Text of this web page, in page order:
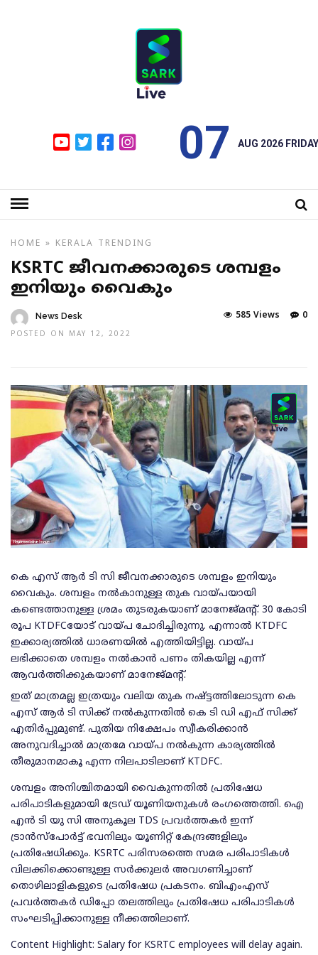
07 AUG 2026 FRIDAY
HOME » KERALA TRENDING
KSRTC ജീവനക്കാരുടെ ശമ്പളം
ഇനിയും വൈകും
News Desk
POSTED ON MAY 12, 2022
0
585 Views
കെ എസ് ആർ ടി സി ജീവനക്കാരുടെ ശമ്പളം ഇനിയും
വൈകും. ശമ്പളം നല്‍കാനുള്ള തുക വായ്പയായി
കണ്ടെത്താനുള്ള ശ്രമം തുടരുകയാണ് മാനേജ്മന്റ്. 30 കോടി
രൂപ KTDFCയോട് വായ്പ ചോദിച്ചിരുന്നു. എന്നാല്‍ KTDFC
ഇക്കാര്യത്തിൽ ധാരണയിൽ എത്തിയിട്ടില്ല. വായ്പ
ലഭിക്കാതെ ശമ്പളം നല്‍കാന്‍ പണം തികയില്ല എന്ന്
ആവർത്തിക്കുകയാണ് മാനേജ്മന്റ്.
ഇത് മാത്രമല്ല ഇത്രയും വലിയ തുക നഷ്ട്ടത്തിലോടുന്ന കെ
എസ് ആർ ടി സിക്ക് നൽകുന്നതിൽ കെ ടി ഡി എഫ് സിക്ക്
എതിർപ്പുമുണ്ട്. പുതിയ നിക്ഷേപം സ്വീകരിക്കാന്‍
അനുവദിച്ചാല്‍ മാത്രമേ വായ്പ നല്‍കുന്ന കാര്യത്തിൽ
തീരുമാനമാകൂ എന്ന നിലപാടിലാണ് KTDFC.
ശമ്പളം അനിശ്ചിതമായി വൈകുന്നതിൽ പ്രതിഷേധ
പരിപാടികളുമായി ട്രേഡ് യൂണിയനുകൾ രംഗത്തെത്തി. ഐ
എൻ ടി യു സി അനുകൂല TDS പ്രവർത്തകർ ഇന്ന്
ട്രാൻസ്പോർട്ട് ഭവനിലും യൂണിറ്റ് കേന്ദ്രങ്ങളിലും
പ്രതിഷേധിക്കും. KSRTC പരിസരത്തെ സമര പരിപാടികൾ
വിലക്കിക്കൊണ്ടുള്ള സർക്കുലർ അവഗണിച്ചാണ്
തൊഴിലാളികളുടെ പ്രതിഷേധ പ്രകടനം. ബിഎംഎസ്
പ്രവർത്തകർ ഡിപ്പോ തലത്തിലും പ്രതിഷേധ പരിപാടികൾ
സംഘടിപ്പിക്കാനുള്ള നീക്കത്തിലാണ്.
Content Highlight: Salary for KSRTC employees will delay again.